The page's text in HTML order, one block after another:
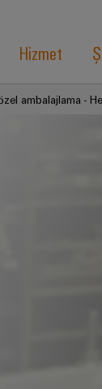
Hizmet
ambalajlama -